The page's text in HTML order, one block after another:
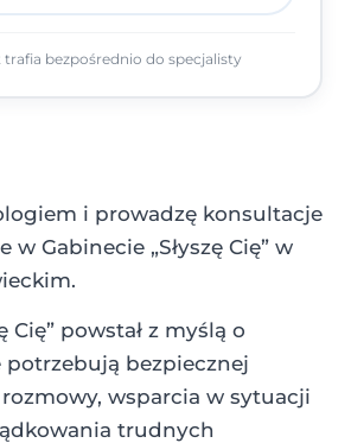
i prowadzę konsultacje
Gabinecie „Słyszę Cię” w
Cię” powstał z myślą o
potrzebują bezpiecznej
wsparcia w sytuacji
trudnych
bezpośrednio do specjalisty